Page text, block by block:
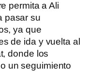
permita a Ali
pasar su
ya que
de ida y vuelta al
donde los
un seguimiento